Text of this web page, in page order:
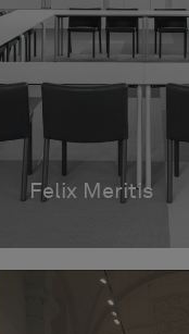
Felix Meritis